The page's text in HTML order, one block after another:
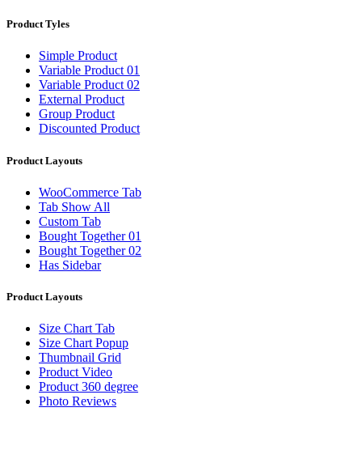
Product Tyles
Simple Product
Variable Product 01
Variable Product 02
External Product
Group Product
Discounted Product
Product Layouts
WooCommerce Tab
Tab Show All
Custom Tab
Bought Together 01
Bought Together 02
Has Sidebar
Product Layouts
Size Chart Tab
Size Chart Popup
Thumbnail Grid
Product Video
Product 360 degree
Photo Reviews